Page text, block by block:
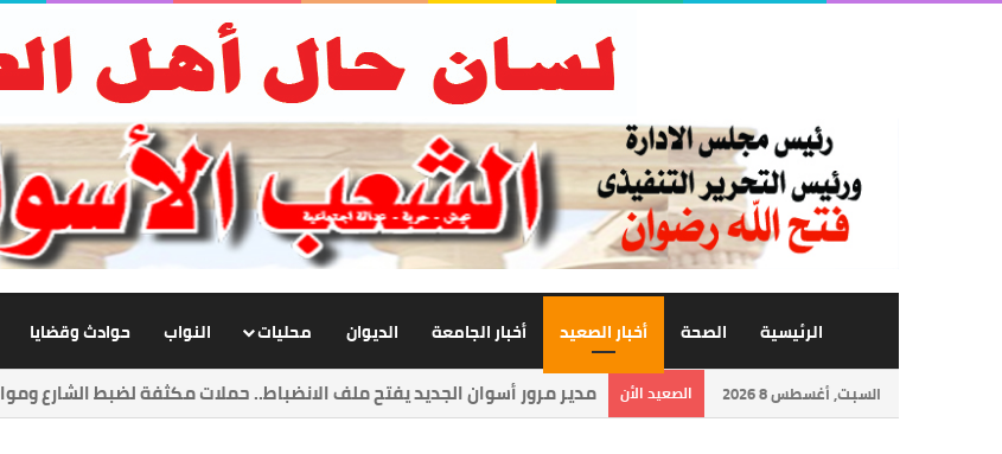
الرئيسية الصحة أخبار الصعيد أخبار الجامعة الديوان محليات النواب حوادث وقضايا
السبت, أغسطس 8 2026 الصعيد الأن حمدي راشد: أعظم إنجاز في حياتي أن أرى معلمًا نجح وطالبًا أصبح صاحب رسالة